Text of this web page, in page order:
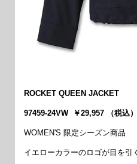
ROCKET QUEEN JACKET
97459-24VW ￥29,957 （税込）
WOMEN'S 限定シーズン商品
イエローカラーのロゴが目を